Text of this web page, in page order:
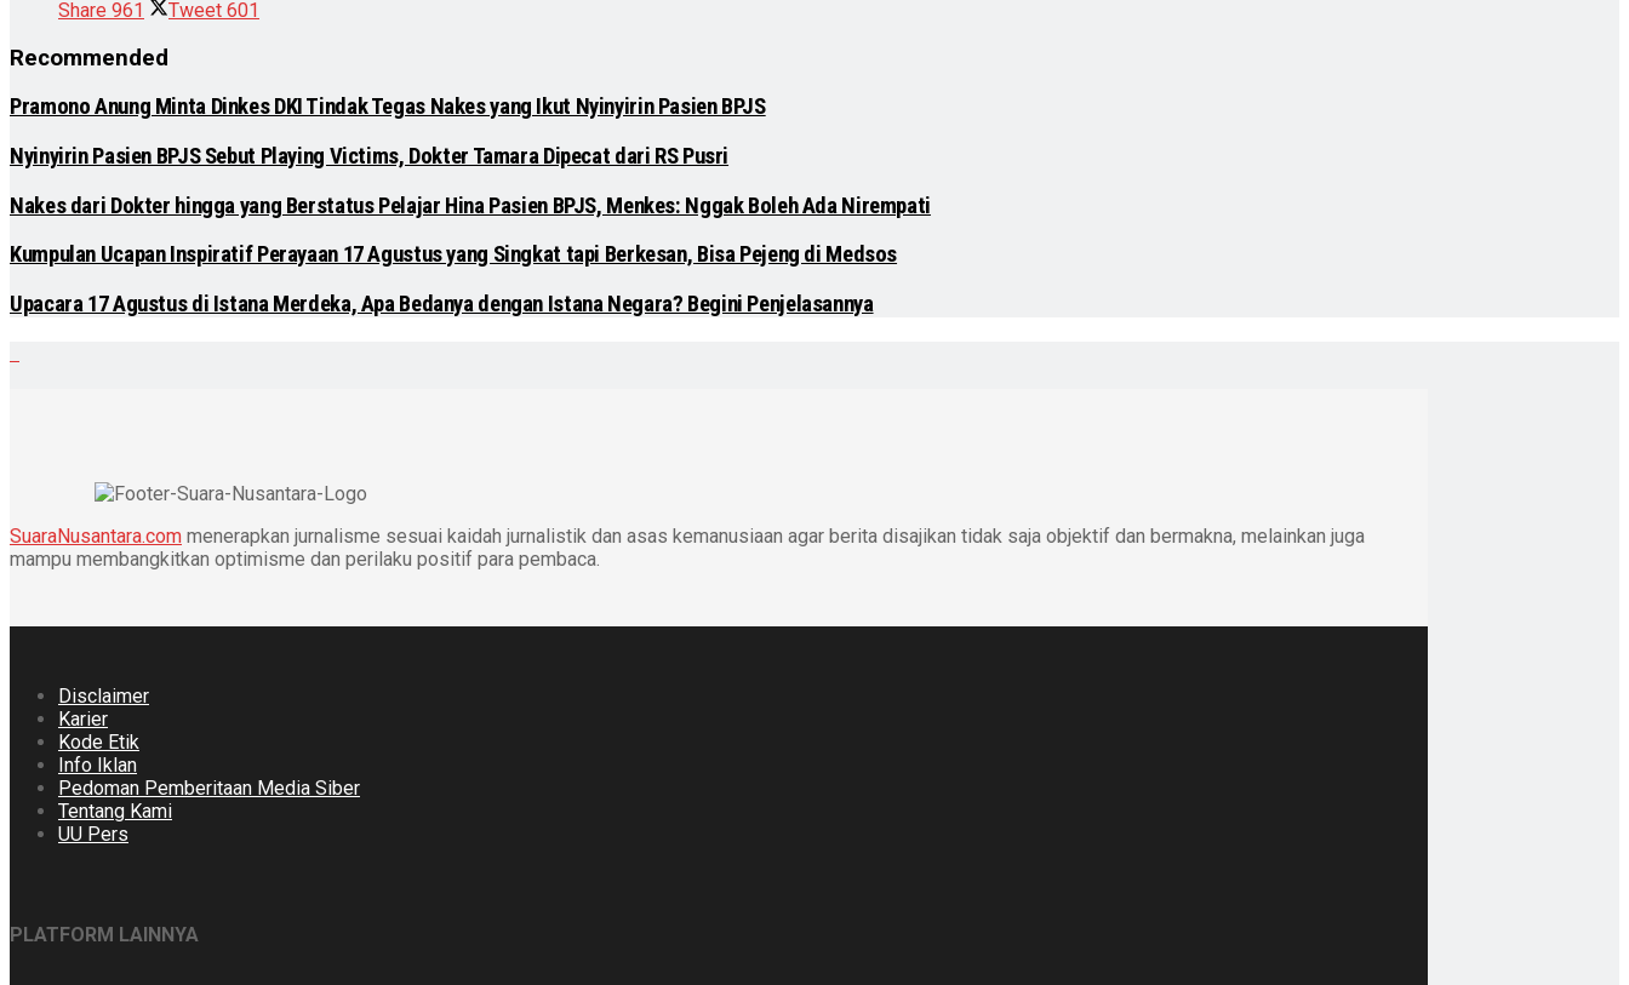
Share 961 Tweet 601
Recommended
Pramono Anung Minta Dinkes DKI Tindak Tegas Nakes yang Ikut Nyinyirin Pasien BPJS
Nyinyirin Pasien BPJS Sebut Playing Victims, Dokter Tamara Dipecat dari RS Pusri
Nakes dari Dokter hingga yang Berstatus Pelajar Hina Pasien BPJS, Menkes: Nggak Boleh Ada Nirempati
Kumpulan Ucapan Inspiratif Perayaan 17 Agustus yang Singkat tapi Berkesan, Bisa Pejeng di Medsos
Upacara 17 Agustus di Istana Merdeka, Apa Bedanya dengan Istana Negara? Begini Penjelasannya
SuaraNusantara.com menerapkan jurnalisme sesuai kaidah jurnalistik dan asas kemanusiaan agar berita disajikan tidak saja objektif dan bermakna, melainkan juga
mampu membangkitkan optimisme dan perilaku positif para pembaca.
Disclaimer
Karier
Kode Etik
Info Iklan
Pedoman Pemberitaan Media Siber
Tentang Kami
UU Pers
PLATFORM LAINNYA